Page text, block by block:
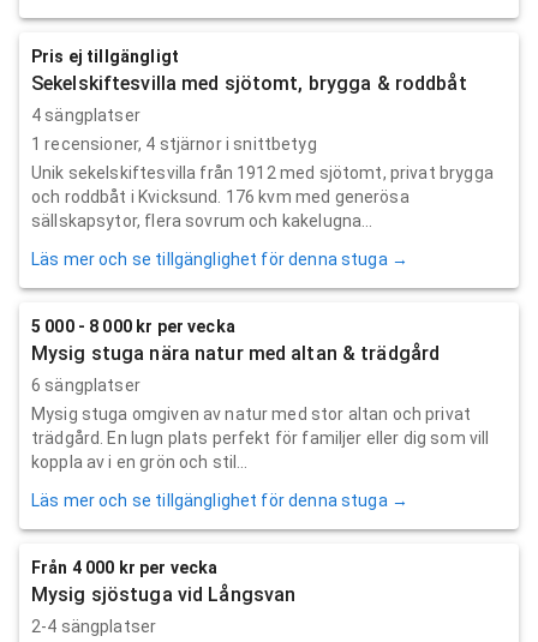
Pris ej tillgängligt
Sekelskiftesvilla med sjötomt, brygga & roddbåt
4 sängplatser
1 recensioner, 4 stjärnor i snittbetyg
Unik sekelskiftesvilla från 1912 med sjötomt, privat brygga
och roddbåt i Kvicksund. 176 kvm med generösa
sällskapsytor, flera sovrum och kakelugna...
Läs mer och se tillgänglighet för denna stuga →
5 000 - 8 000 kr per vecka
Mysig stuga nära natur med altan & trädgård
6 sängplatser
Mysig stuga omgiven av natur med stor altan och privat
trädgård. En lugn plats perfekt för familjer eller dig som vill
koppla av i en grön och stil...
Läs mer och se tillgänglighet för denna stuga →
Från 4 000 kr per vecka
Mysig sjöstuga vid Långsvan
2-4 sängplatser